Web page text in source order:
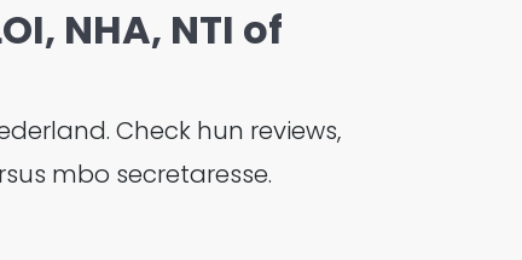
NHA, NTI of
Check hun reviews,
mbo secretaresse.